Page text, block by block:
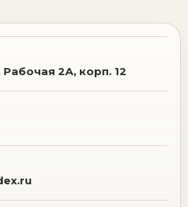
2А, корп. 12